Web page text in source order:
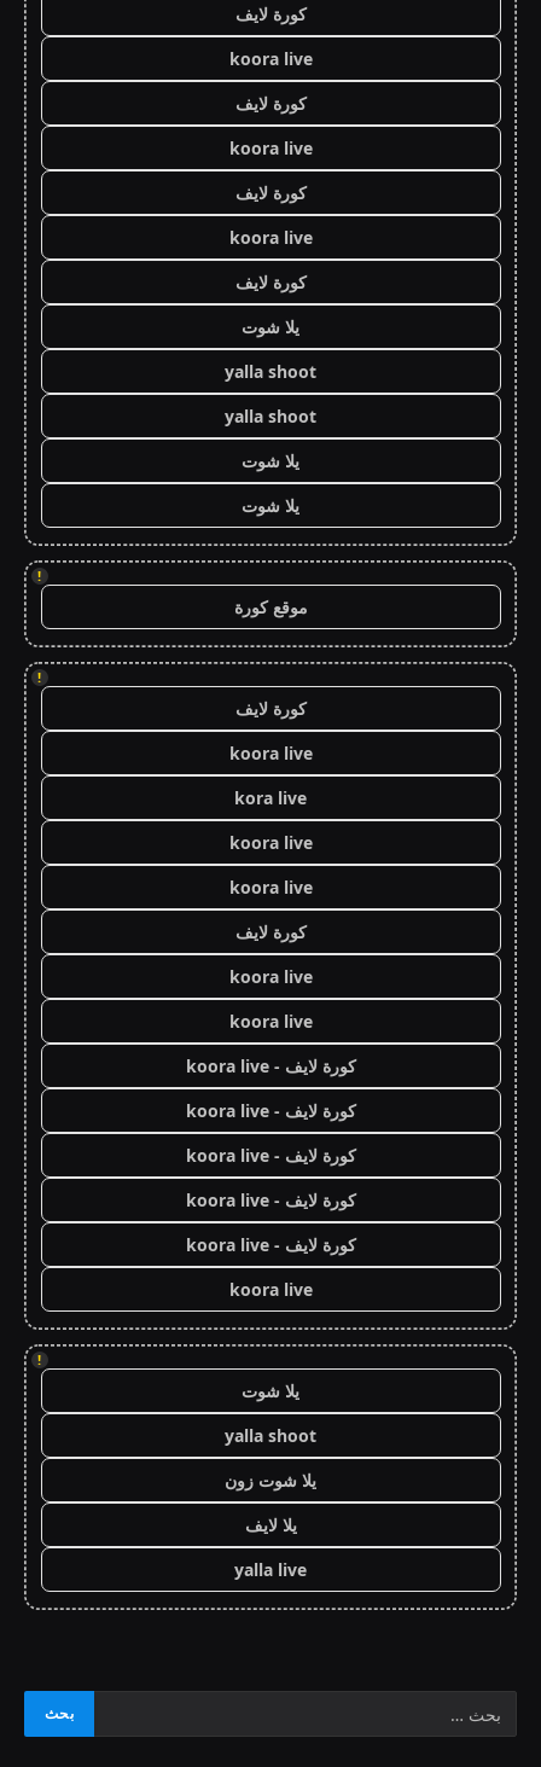
كورة لايف
koora live
كورة لايف
koora live
كورة لايف
koora live
كورة لايف
يلا شوت
yalla shoot
yalla shoot
يلا شوت
يلا شوت
!
موقع كورة
!
كورة لايف
koora live
kora live
koora live
koora live
كورة لايف
koora live
koora live
كورة لايف - koora live
كورة لايف - koora live
كورة لايف - koora live
كورة لايف - koora live
كورة لايف - koora live
koora live
!
يلا شوت
yalla shoot
يلا شوت زون
يلا لايف
yalla live